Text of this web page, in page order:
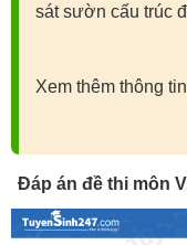
sát sườn cấu trúc
Xem thêm thông
Đáp án đề thi môn